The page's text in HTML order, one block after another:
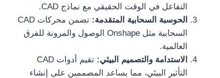
التفاعل في الوقت الحقيقي مع نماذج CAD.
الحوسبة السحابية المتقدمة:
تضمن محركات CAD
السحابية مثل Onshape الوصول والمرونة للفرق
العالمية.
الاستدامة والتصميم البيئي:
تقيم أدوات CAD
التأثير البيئي، مما يساعد المصممين على إنشاء